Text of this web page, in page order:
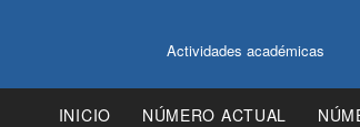
Actividades académicas
INICIO NÚMERO ACTUAL